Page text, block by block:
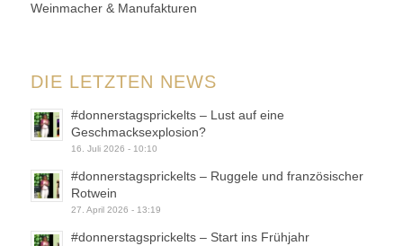
Weinmacher & Manufakturen
DIE LETZTEN NEWS
#donnerstagsprickelts – Lust auf eine
Geschmacksexplosion?
16. Juli 2026 - 10:10
#donnerstagsprickelts – Ruggele und französischer
Rotwein
27. April 2026 - 13:19
#donnerstagsprickelts – Start ins Frühjahr